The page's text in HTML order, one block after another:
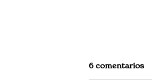
6 comentarios